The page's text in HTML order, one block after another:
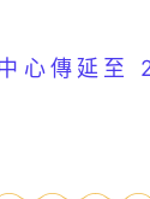
心傳延至